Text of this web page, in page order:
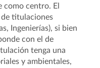
centro. El
titulaciones
Ingenierías), si bien
con el de
tenga una
y ambientales,